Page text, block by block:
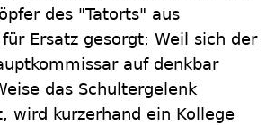
des "Tatorts" aus
Ersatz gesorgt: Weil sich der
auf denkbar
das Schultergelenk
wird kurzerhand ein Kollege